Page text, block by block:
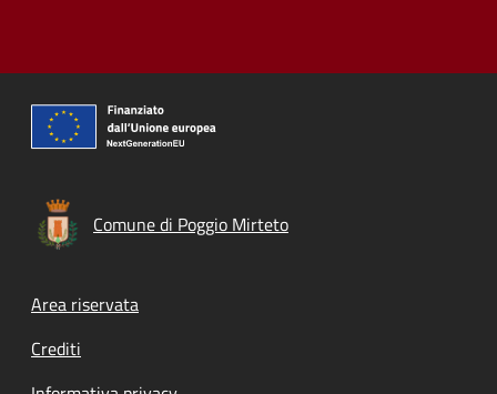
Comune di Poggio Mirteto
Footer menu
Area riservata
Crediti